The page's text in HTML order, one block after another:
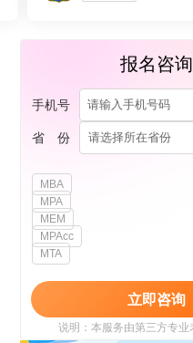
报名咨询
手机号
省 份 请选择所在省份
MBA
MPA
MEM
MPAcc
MTA
立即咨询
说明：本服务由第三方专业